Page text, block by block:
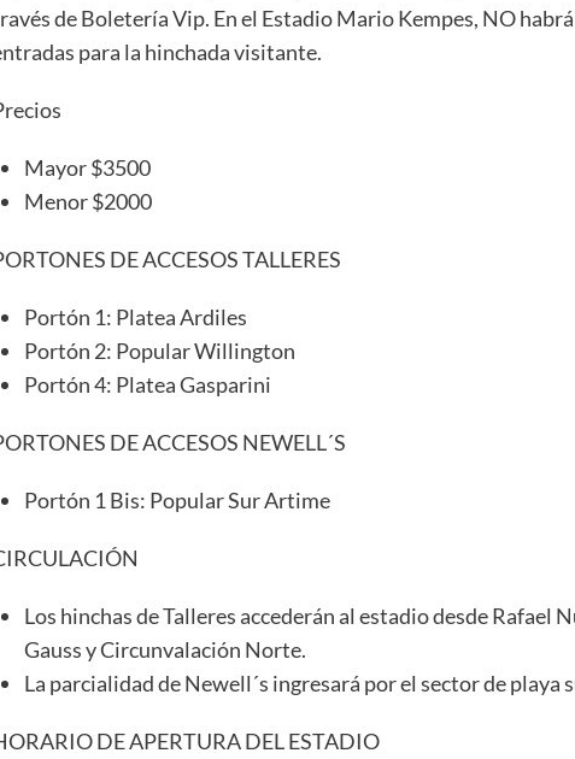
de Boletería Vip. En el Estadio Mario Kempes, NO
para la hinchada visitante.
Mayor $3500
Menor $2000
DE ACCESOS TALLERES
Portón 1: Platea Ardiles
Portón 2: Popular Willington
Portón 4: Platea Gasparini
DE ACCESOS NEWELL´S
Portón 1 Bis: Popular Sur Artime
Los hinchas de Talleres accederán al estadio desde Rafael
Gauss y Circunvalación Norte.
La parcialidad de Newell´s ingresará por el sector de playa
DE APERTURA DEL ESTADIO